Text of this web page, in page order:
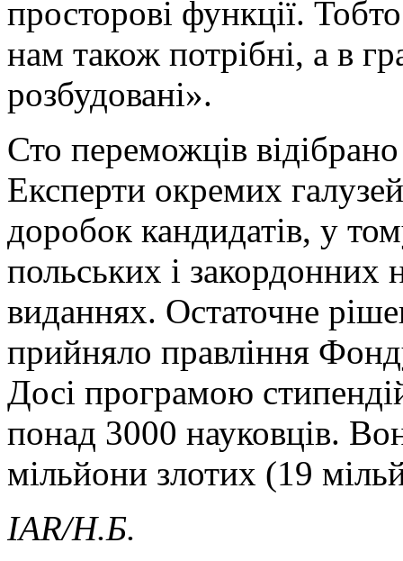
просторові функції.
нам також потрібні, а в
розбудовані».
Сто переможців
Експерти окремих
доробок кандидатів, у
польських і закордонних
виданнях. Остаточне
прийняло правління
Досі програмою
понад 3000 науковців.
мільйони злотих (19
IAR/Н.Б.